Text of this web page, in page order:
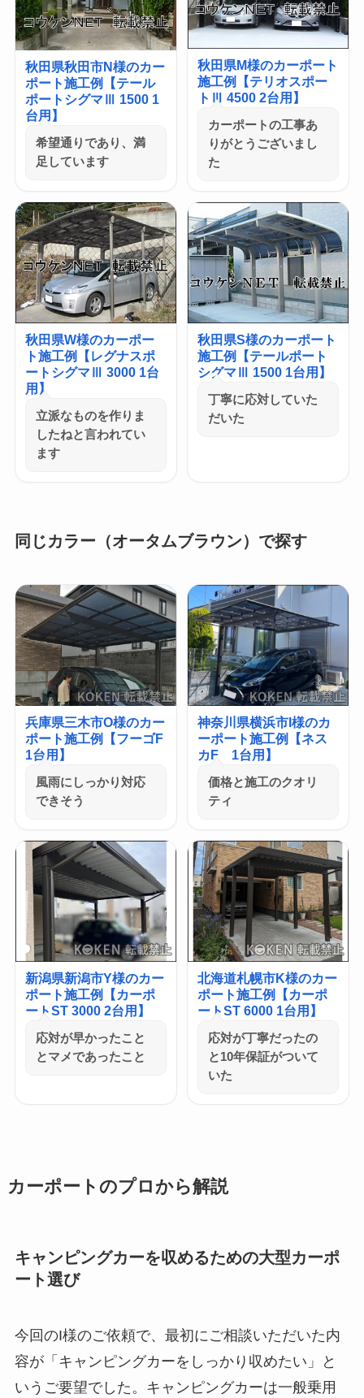
秋田県秋田市N様のカー
ポート施工例【テール
ポートシグマⅢ 1500 1
台用】
希望通りであり、満
足しています
秋田県M様のカーポート
施工例【テリオスポー
トⅢ 4500 2台用】
カーポートの工事あ
りがとうございまし
た
秋田県W様のカーポー
ト施工例【レグナスポ
ートシグマⅢ 3000 1台
用】
立派なものを作りま
したねと言われてい
ます
秋田県S様のカーポート
施工例【テールポート
シグマⅢ 1500 1台用】
丁寧に応対していた
だいた
同じカラー（オータムブラウン）で探す
兵庫県三木市O様のカー
ポート施工例【フーゴF
1台用】
風雨にしっかり対応
できそう
神奈川県横浜市I様のカ
ーポート施工例【ネス
カF 1台用】
価格と施工のクオリ
ティ
新潟県新潟市Y様のカー
ポート施工例【カーポ
ートST 3000 2台用】
応対が早かったこと
とマメであったこと
北海道札幌市K様のカー
ポート施工例【カーポ
ートST 6000 1台用】
応対が丁寧だったの
と10年保証がついて
いた
カーポートのプロから解説
キャンピングカーを収めるための大型カーポ
ート選び
今回のI様のご依頼で、最初にご相談いただいた内
容が「キャンピングカーをしっかり収めたい」と
いうご要望でした。キャンピングカーは一般乗用